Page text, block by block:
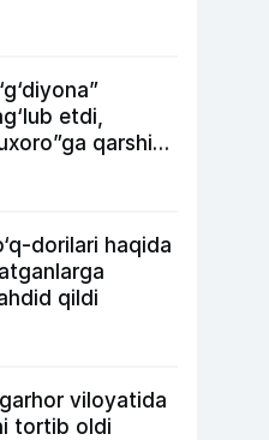
etdi,
qarshi
qo‘ldan
dorilari haqida
qildi
viloyatida
tortib oldi